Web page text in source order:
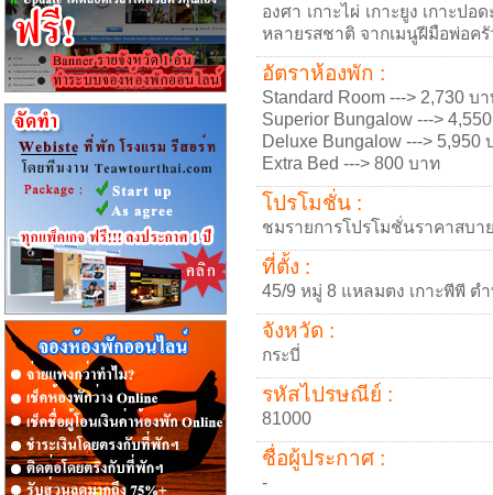
องศา เกาะไผ่ เกาะยูง เกาะป
หลายรสชาติ จากเมนูฝีมือพ่อค
อัตราห้องพัก :
Standard Room ---> 2,730 บ
Superior Bungalow --->
Deluxe Bungalow ---> 5,950
Extra Bed ---> 800 บาท
โปรโมชั่น :
ชมรายการโปรโมชั่นราคาสบา
ที่ตั้ง :
45/9 หมู่ 8 แหลมตง เกาะพีพี ต
จังหวัด :
กระบี่
รหัสไปรษณีย์ :
81000
ชื่อผู้ประกาศ :
-